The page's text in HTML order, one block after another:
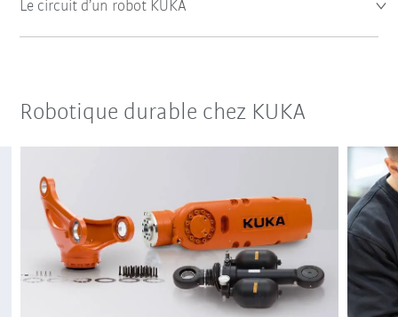
Le circuit d’un robot KUKA
Robotique durable chez KUKA